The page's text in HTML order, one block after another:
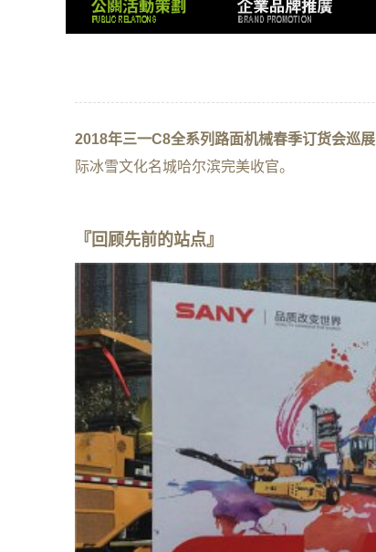
2018年三一C8全系列路面机械春季订货会巡展
际冰雪文化名城哈尔滨完美收官。
『回顾先前的站点』